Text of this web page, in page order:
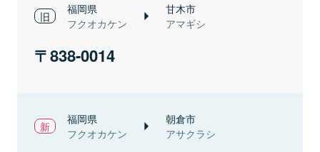
福岡県
フクオカケン
甘木市
アマギシ
838-0014
福岡県
フクオカケン
朝倉市
アサクラシ